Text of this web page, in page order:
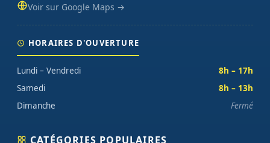
Voir sur Google Maps →
HORAIRES D'OUVERTURE
Lundi – Vendredi
8h – 17h
Samedi
8h – 13h
Dimanche
Fermé
CATÉGORIES POPULAIRES